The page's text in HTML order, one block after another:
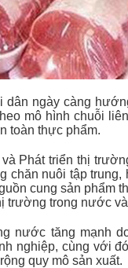
ngày càng
mô hình chuỗi
toàn thực phẩm.
Phát triển thị
chăn nuôi tập
cung sản phẩm
trường trong nước
nước tăng mạnh
nghiệp, cùng với
quy mô sản xuất.